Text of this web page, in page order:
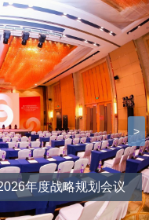
年度战略规划会议
>